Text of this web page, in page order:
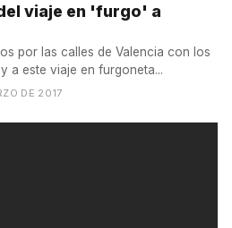
viaje en 'furgo' a
por las calles de Valencia con los
a este viaje en furgoneta...
DE 2017